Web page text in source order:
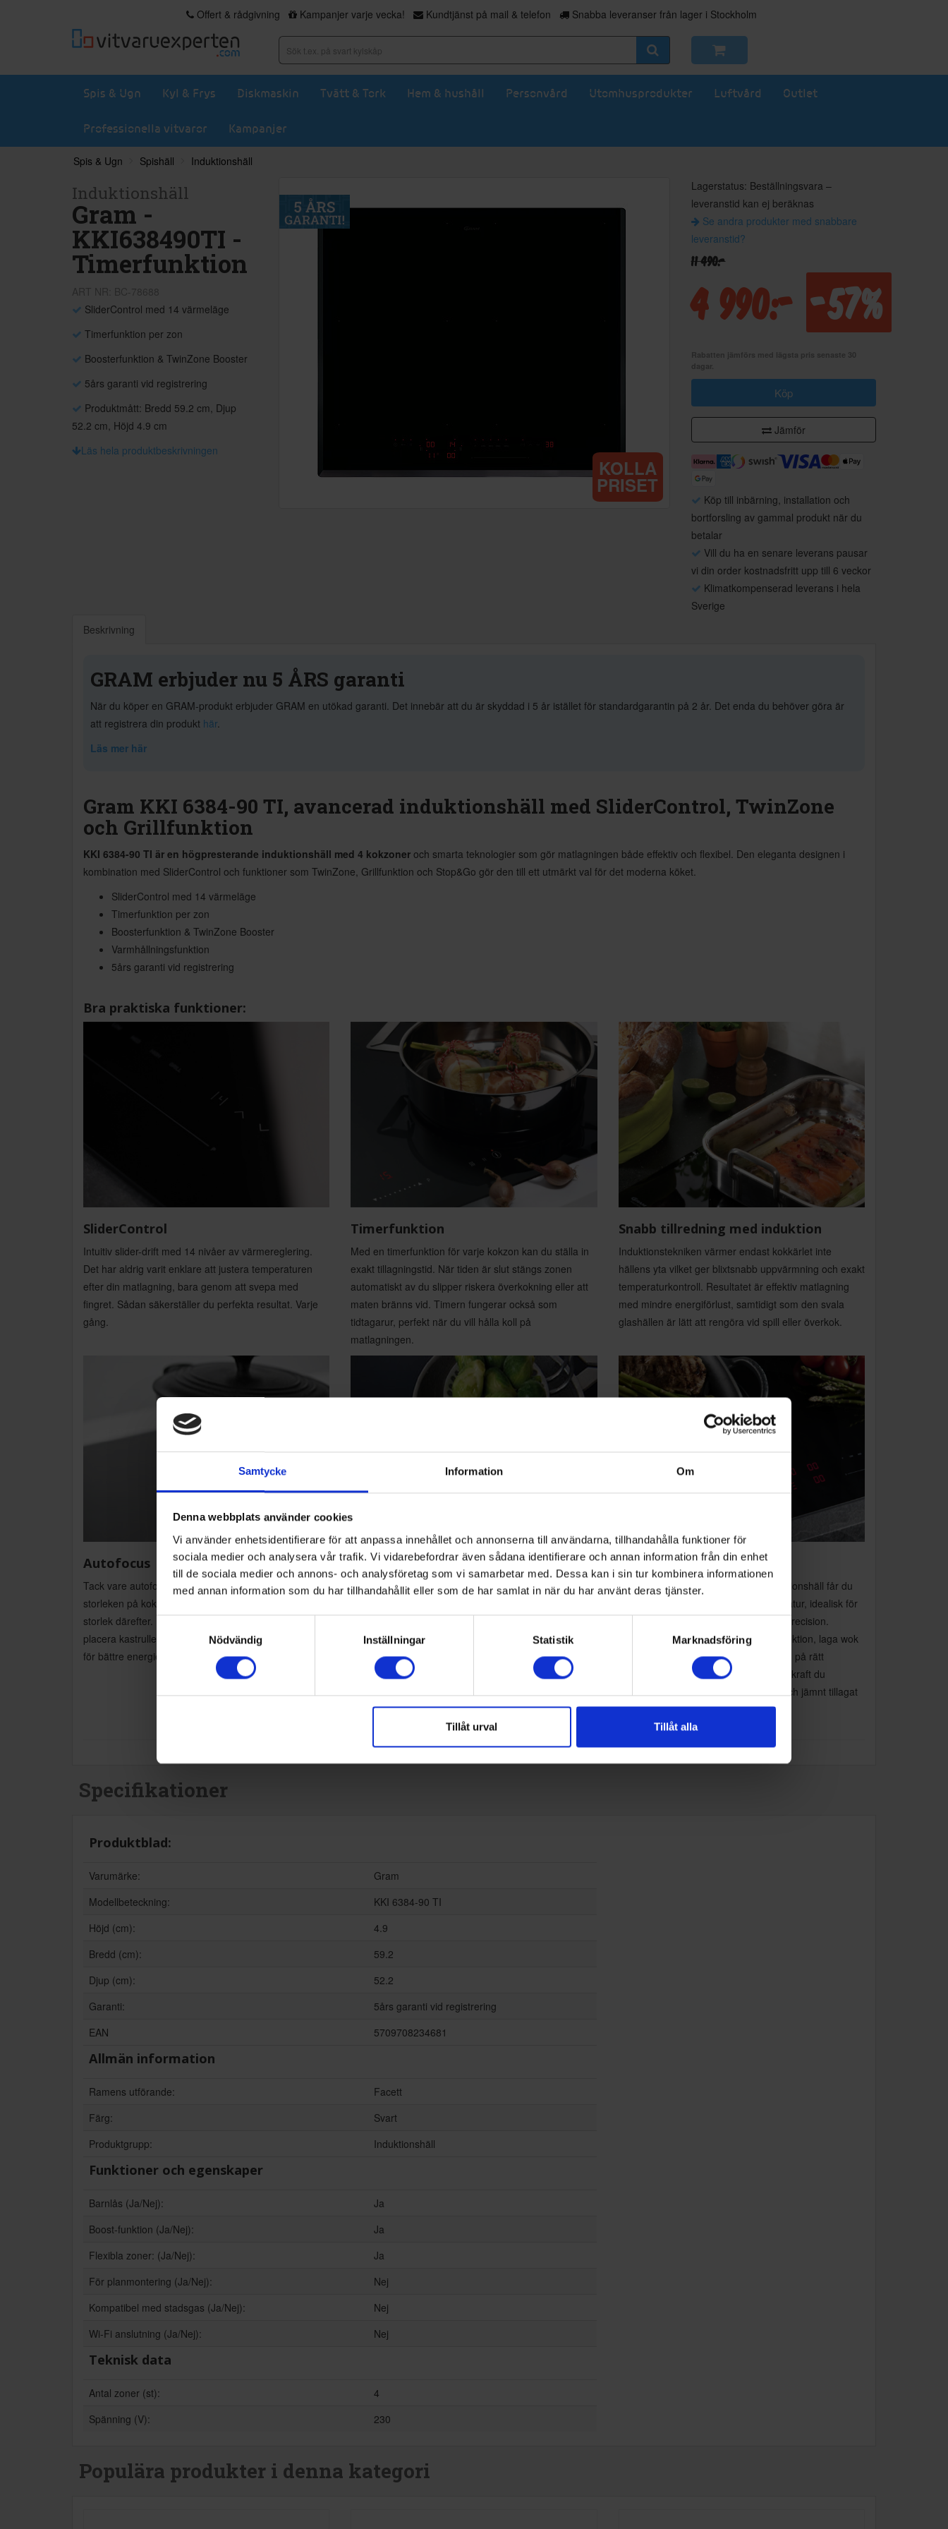
Samtycke Information Om
Denna webbplats använder cookies
Vi använder enhetsidentifierare för att anpassa innehållet och annonserna till användarna, tillhandahålla funktioner för
sociala medier och analysera vår trafik. Vi vidarebefordrar även sådana identifierare och annan information från din enhet
till de sociala medier och annons- och analysföretag som vi samarbetar med. Dessa kan i sin tur kombinera informationen
med annan information som du har tillhandahållit eller som de har samlat in när du har använt deras tjänster.
Nödvändig
Inställningar Statistik Marknadsföring
Tillåt urval Tillåt alla
Offert & rådgivning Kampanjer varje vecka! Kundtjänst på mail & telefon Snabba leveranser från lager i Stockholm
Spis & Ugn Kyl & Frys Diskmaskin Tvätt & Tork Hem & hushåll Personvård Utomhusprodukter Luftvård Outlet
Professionella vitvaror Kampanjer
Spis & Ugn Spishäll Induktionshäll
Induktionshäll
Gram -
KKI638490TI -
Timerfunktion
SliderControl med 14 värmeläge
Timerfunktion per zon
Boosterfunktion & TwinZone Booster
5års garanti vid registrering
Produktmått: Bredd 59.2 cm, Djup
52.2 cm, Höjd 4.9 cm
Läs hela produktbeskrivningen
KOLLA
PRISET
Lagerstatus: Beställningsvara –
leveranstid kan ej beräknas
Se andra produkter med snabbare
leveranstid?
11 490:-
4 990:- -57%
Köp
Jämför
Köp till inbärning, installation och
bortforsling av gammal produkt när du
betalar
Vill du ha en senare leverans pausar
vi din order kostnadsfritt upp till 6 veckor
Klimatkompenserad leverans i hela
Sverige
Beskrivning
GRAM erbjuder nu 5 ÅRS garanti
När du köper en GRAM-produkt erbjuder GRAM en utökad garanti. Det innebär att du är skyddad i 5 år istället för standardgarantin på 2 år. Det enda du behöver göra är
att registrera din produkt här.
Läs mer här
Gram KKI 6384-90 TI, avancerad induktionshäll med SliderControl, TwinZone
och Grillfunktion
KKI 6384-90 TI är en högpresterande induktionshäll med 4 kokzoner och smarta teknologier som gör matlagningen både effektiv och flexibel. Den eleganta designen i
kombination med SliderControl och funktioner som TwinZone, Grillfunktion och Stop&Go gör den till ett utmärkt val för det moderna köket.
SliderControl med 14 värmeläge
Timerfunktion per zon
Boosterfunktion & TwinZone Booster
Varmhållningsfunktion
5års garanti vid registrering
Bra praktiska funktioner:
SliderControl
Intuitiv slider-drift med 14 nivåer av värmereglering.
Det har aldrig varit enklare att justera temperaturen
efter din matlagning, bara genom att svepa med
fingret. Sådan säkerställer du perfekta resultat. Varje
gång.
Timerfunktion
Med en timerfunktion för varje kokzon kan du ställa in
exakt tillagningstid. När tiden är slut stängs zonen
automatiskt av du slipper riskera överkokning eller att
maten bränns vid. Timern fungerar också som
tidtagarur, perfekt när du vill hålla koll på
matlagningen.
Snabb tillredning med induktion
Induktionstekniken värmer endast kokkärlet inte
hällens yta vilket ger blixtsnabb uppvärmning och exakt
temperaturkontroll. Resultatet är effektiv matlagning
med mindre energiförlust, samtidigt som den svala
glashällen är lätt att rengöra vid spill eller överkok.
Autofocus
Tack vare autofokus känner hällen automatiskt av
storleken på kokkärlet och anpassar värmezonens
storlek därefter. Du slipper fundera över var du ska
placera kastrullen hällen optimerar värmen automatiskt
för bättre energieffektivitet och jämn matlagning.
Boosterfunktion
När du behöver få upp värmen snabbt använder du
maten klar på rekordtid. Perfekt för snabba
vardagsmiddagar och när tiden är knapp.
GrillFunction
Med GrillFunction på din GRAM induktionshäll får du
tillgång till extra hög och stabil temperatur, idealisk för
matlagning som kräver intensitet och precision.
Oavsett om du ska steka biffar till perfektion, laga wok
med rätt hetta eller hålla oljan i fritösen på rätt
temperatur, ger grillfunktionen dig den kraft du
behöver. Resultatet? Krispigt, saftigt och jämnt tillagat
varje gång.
Specifikationer
Produktblad:
Varumärke:
Gram
Modellbeteckning:
KKI 6384-90 TI
Höjd (cm):
4.9
Bredd (cm):
59.2
Djup (cm):
52.2
Garanti:
5års garanti vid registrering
EAN
5709708234681
Allmän information
Ramens utförande:
Facett
Färg:
Svart
Produktgrupp:
Induktionshäll
Funktioner och egenskaper
Barnlås (Ja/Nej):
Ja
Boost-funktion (Ja/Nej):
Ja
Flexibla zoner: (Ja/Nej):
Ja
För planmontering (Ja/Nej):
Nej
Kompatibel med stadsgas (Ja/Nej):
Nej
Wi-Fi anslutning (Ja/Nej):
Nej
Teknisk data
Antal zoner (st):
4
Spänning (V):
230
Populära produkter i denna kategori